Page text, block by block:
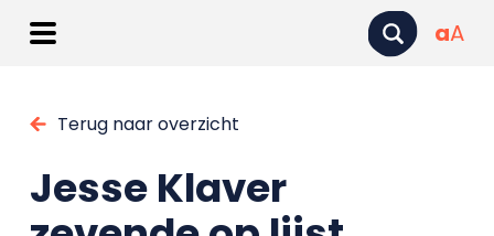
aA
Terug naar overzicht
Jesse Klaver